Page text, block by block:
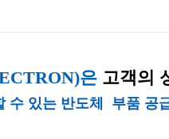
은 고객의
수 있는 반도체 부품 공